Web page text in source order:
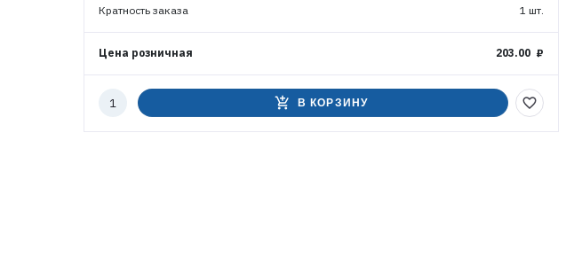
(ЛОГИН)
Кратность заказа 1 шт.
Цена розничная 203.00 ₽
Количество
add_shopping_cart В КОРЗИНУ favorite_border